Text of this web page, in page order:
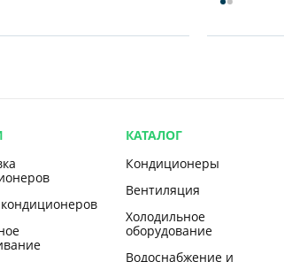
КАТАЛОГ
Кондиционеры
Вентиляция
Холодильное
оборудование
Водоснабжение и